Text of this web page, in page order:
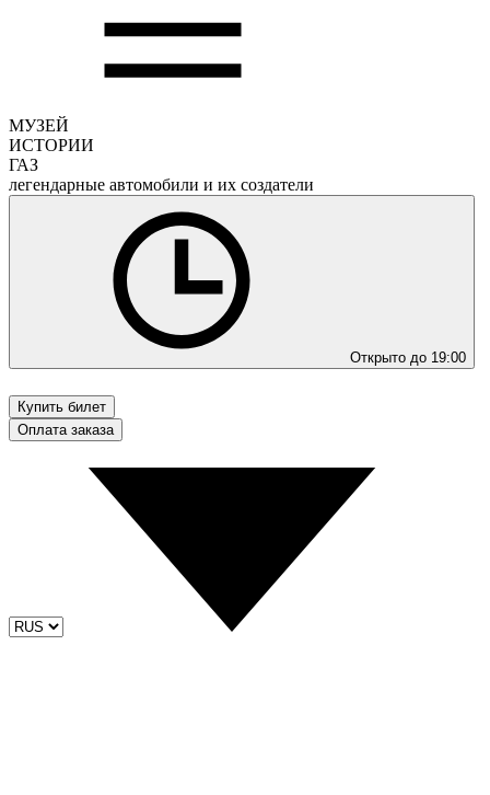
МУЗЕЙ
ИСТОРИИ
ГАЗ
легендарные автомобили и их создатели
Открыто до 19:00
Купить билет
Оплата заказа